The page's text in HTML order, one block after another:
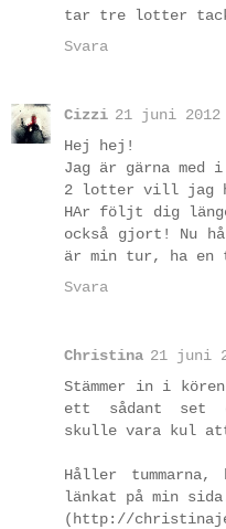
tar tre lotter
Svara
Cizzi 21 juni
Hej hej!
Jag är gärna med
2 lotter vill jag
HAr följt dig
också gjort! Nu
är min tur, ha en
Svara
Christina 21 juni
Stämmer in i
ett sådant set
skulle vara kul
Håller
länkat på min
(http://